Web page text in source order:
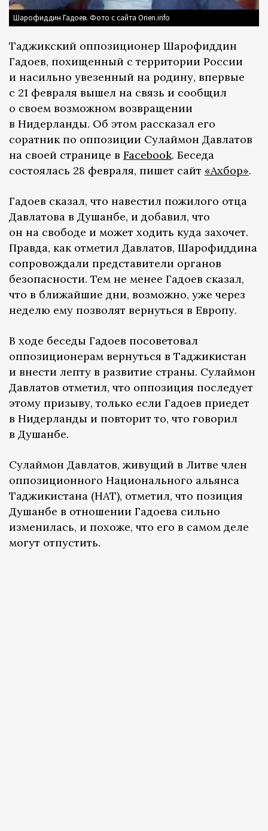
Шарофиддин Гадоев. Фото с сайта Orien.info
Таджикский оппозиционер Шарофиддин
Гадоев, похищенный с территории России
и насильно увезенный на родину, впервые
с 21 февраля вышел на связь и сообщил
о своем возможном возвращении
в Нидерланды. Об этом рассказал его
соратник по оппозиции Сулаймон Давлатов
на своей странице в Facebook. Беседа
состоялась 28 февраля, пишет сайт «Ахбор».
Гадоев сказал, что навестил пожилого отца
Давлатова в Душанбе, и добавил, что
он на свободе и может ходить куда захочет.
Правда, как отметил Давлатов, Шарофиддина
сопровождали представители органов
безопасности. Тем не менее Гадоев сказал,
что в ближайшие дни, возможно, уже через
неделю ему позволят вернуться в Европу.
В ходе беседы Гадоев посоветовал
оппозиционерам вернуться в Таджикистан
и внести лепту в развитие страны. Сулаймон
Давлатов отметил, что оппозиция последует
этому призыву, только если Гадоев приедет
в Нидерланды и повторит то, что говорил
в Душанбе.
Сулаймон Давлатов, живущий в Литве член
оппозиционного Национального альянса
Таджикистана (НАТ), отметил, что позиция
Душанбе в отношении Гадоева сильно
изменилась, и похоже, что его в самом деле
могут отпустить.